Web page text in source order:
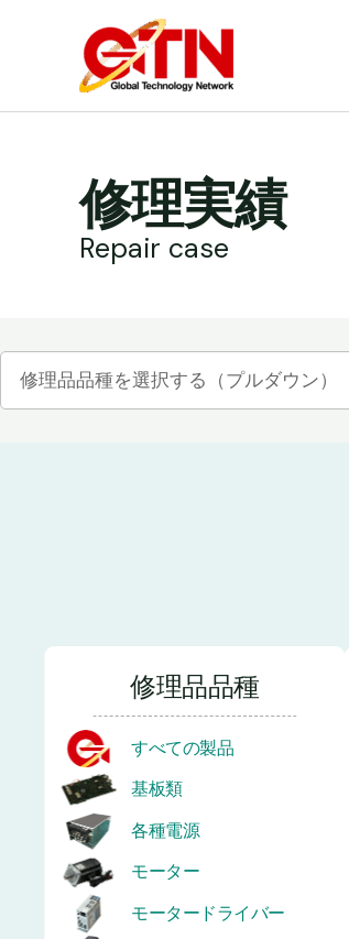
修理実績
Repair case
修理品品種
すべての製品
基板類
各種電源
モーター
モータードライバー